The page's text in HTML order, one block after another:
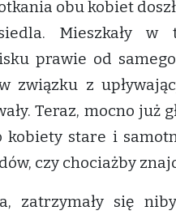
obu kobiet
Mieszkały w
prawie od
związku z
Teraz, mocno już
stare i
czy chociażby
zatrzymały się